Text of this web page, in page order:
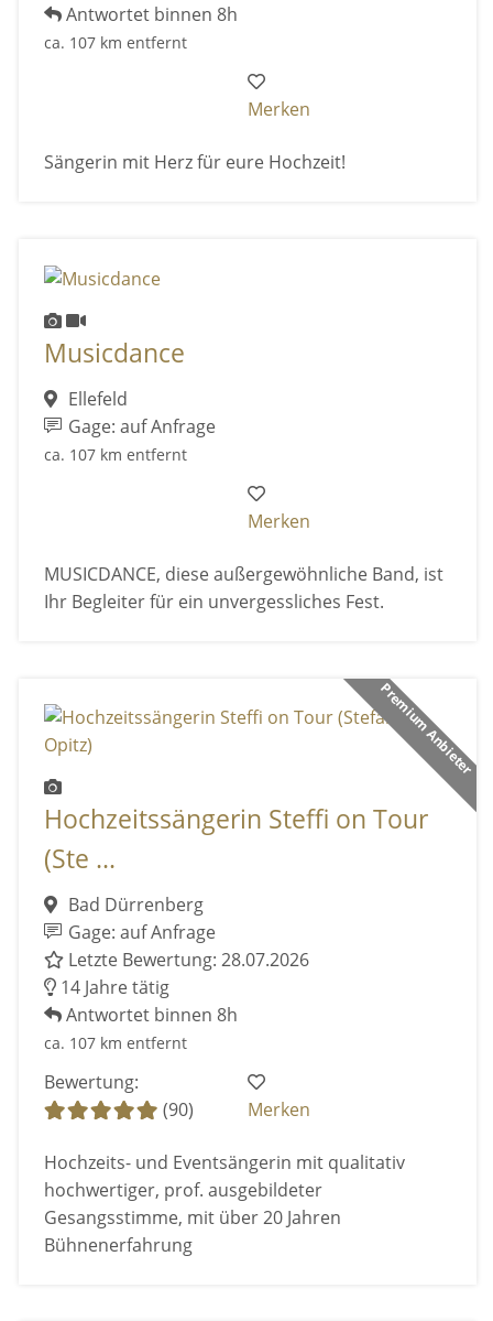
Antwortet binnen 8h
ca. 107 km entfernt
Merken
Sängerin mit Herz für eure Hochzeit!
Musicdance
Ellefeld
Gage: auf Anfrage
ca. 107 km entfernt
Merken
MUSICDANCE, diese außergewöhnliche Band, ist
Ihr Begleiter für ein unvergessliches Fest.
Premium Anbieter
Hochzeitssängerin Steffi on Tour
(Ste ...
Bad Dürrenberg
Gage: auf Anfrage
Letzte Bewertung: 28.07.2026
14 Jahre tätig
Antwortet binnen 8h
ca. 107 km entfernt
Bewertung:
(90)
Merken
Hochzeits- und Eventsängerin mit qualitativ
hochwertiger, prof. ausgebildeter
Gesangsstimme, mit über 20 Jahren
Bühnenerfahrung